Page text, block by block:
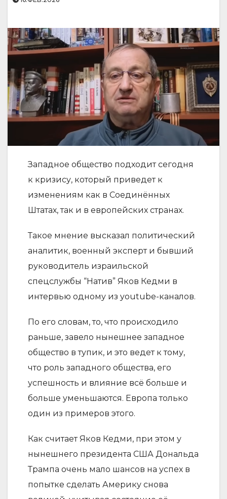
Западное общество подходит сегодня
к кризису, который приведет к
изменениям как в Соединённых
Штатах, так и в европейских странах.
Такое мнение высказал политический
аналитик, военный эксперт и бывший
руководитель израильской
спецслужбы “Натив” Яков Кедми в
интервью одному из youtube-каналов.
По его словам, то, что происходило
раньше, завело нынешнее западное
общество в тупик, и это ведет к тому,
что роль западного общества, его
успешность и влияние всё больше и
больше уменьшаются. Европа только
один из примеров этого.
Как считает Яков Кедми, при этом у
нынешнего президента США Дональда
Трампа очень мало шансов на успех в
попытке сделать Америку снова